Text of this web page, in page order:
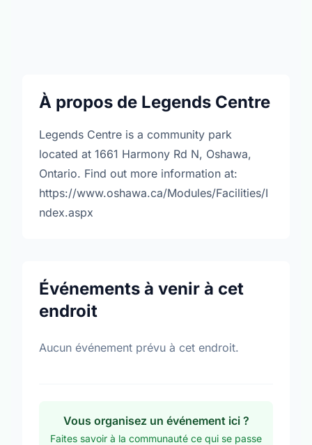
À propos de Legends Centre
Legends Centre is a community park
located at 1661 Harmony Rd N, Oshawa,
Ontario. Find out more information at:
https://www.oshawa.ca/Modules/Facilities/I
ndex.aspx
Événements à venir à cet
endroit
Aucun événement prévu à cet endroit.
Vous organisez un événement ici ?
Faites savoir à la communauté ce qui se passe